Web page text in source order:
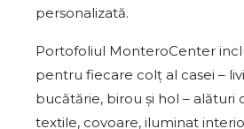
personalizată.
Portofoliul MonteroCenter
pentru fiecare colț al casei –
bucătărie, birou și hol – alături
textile, covoare, iluminat